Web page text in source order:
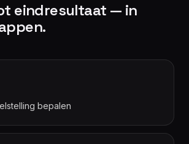
eindresultaat — in
bepalen